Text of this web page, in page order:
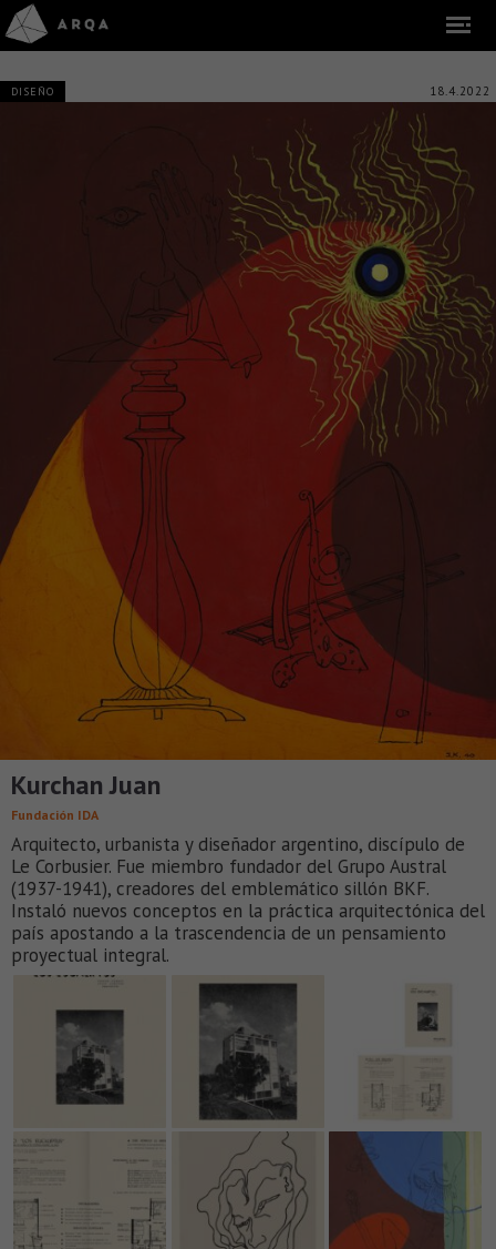
DISEÑO 18.4.2022
Kurchan Juan
Fundación IDA
Arquitecto, urbanista y diseñador argentino, discípulo de
Le Corbusier. Fue miembro fundador del Grupo Austral
(1937-1941), creadores del emblemático sillón BKF.
Instaló nuevos conceptos en la práctica arquitectónica del
país apostando a la trascendencia de un pensamiento
proyectual integral.